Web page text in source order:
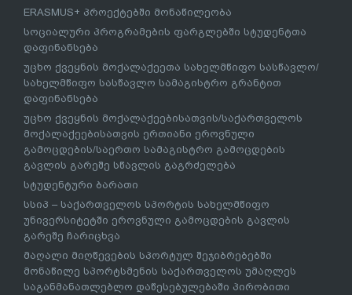
ERASMUS+ პროექტებში მონაწილეობა
სოციალური პროგრამების ფარგლებში სტუდენტთა
დაფინანსება
უცხო ქვეყნის მოქალაქეეთა სახელმწიფო სასწავლო/
სახელმწიფო სასწავლო სამაგისტრო გრანტით
დაფინანსება
უცხო ქვეყნის მოქალაქეებისათვის/საქართველოს
მოქალაქეებისათვის ერთიანი ეროვნული
გამოცდების/საერთო სამაგისტრო გამოცდების
გავლის გარეშე სწავლის გაგრძელება
სტუდენტური ბარათი
სსიპ – საქართველოს სპორტის სახელმწიფო
უნივერსიტეტში ეროვნული გამოცდების გავლის
გარეშე ჩარიცხვა
მაღალი მიღწევების სპორტულ შეჯიბრებებში
მონაწილე სპორტსმენის საქართველოს უმაღლეს
საგანმანათლებლო დაწესებულებაში პირობითი